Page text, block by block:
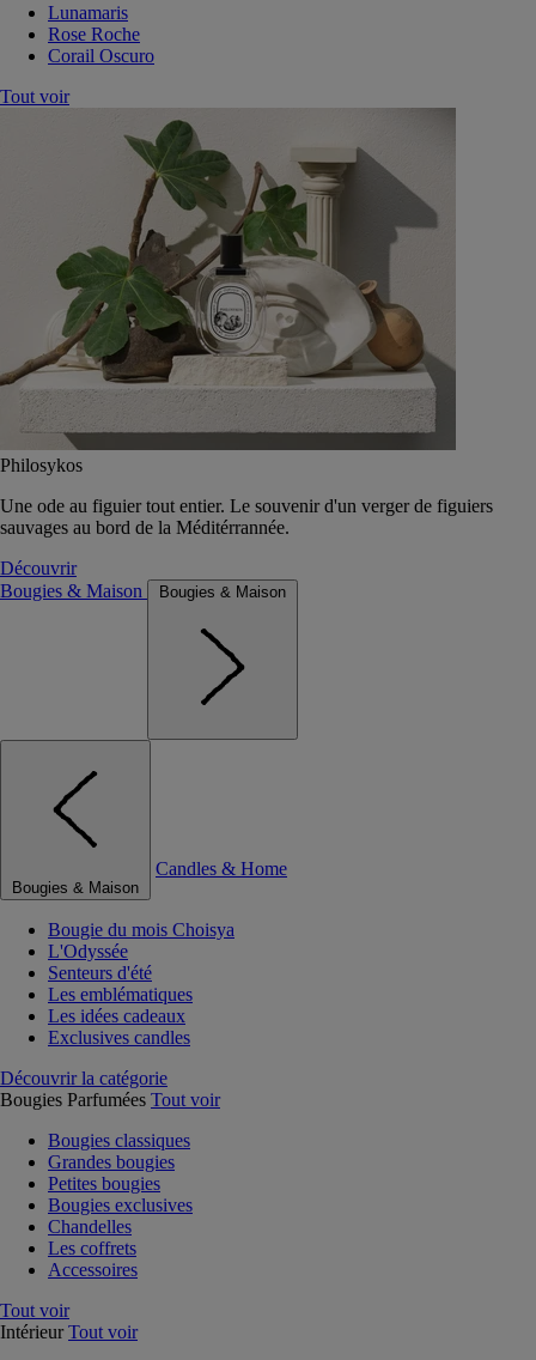
Lunamaris
Rose Roche
Corail Oscuro
Tout voir
Philosykos
Une ode au figuier tout entier. Le souvenir d'un verger de figuiers
sauvages au bord de la Méditérrannée.
Découvrir
Bougies & Maison
Bougies & Maison
Bougies & Maison
Candles & Home
Bougie du mois Choisya
L'Odyssée
Senteurs d'été
Les emblématiques
Les idées cadeaux
Exclusives candles
Découvrir la catégorie
Bougies Parfumées Tout voir
Bougies classiques
Grandes bougies
Petites bougies
Bougies exclusives
Chandelles
Les coffrets
Accessoires
Tout voir
Intérieur Tout voir